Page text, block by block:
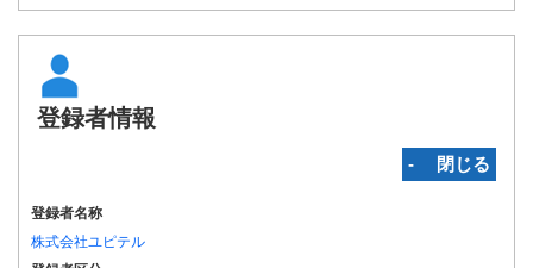
登録者情報
‐ 閉じる
登録者名称
株式会社ユピテル